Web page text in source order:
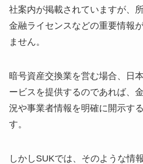
社案内が掲載されていますが、
金融ライセンスなどの重要情報
ません。
暗号資産交換業を営む場合、日
ービスを提供するのであれば、
況や事業者情報を明確に開示す
す。
しかしSUKでは、そのような情